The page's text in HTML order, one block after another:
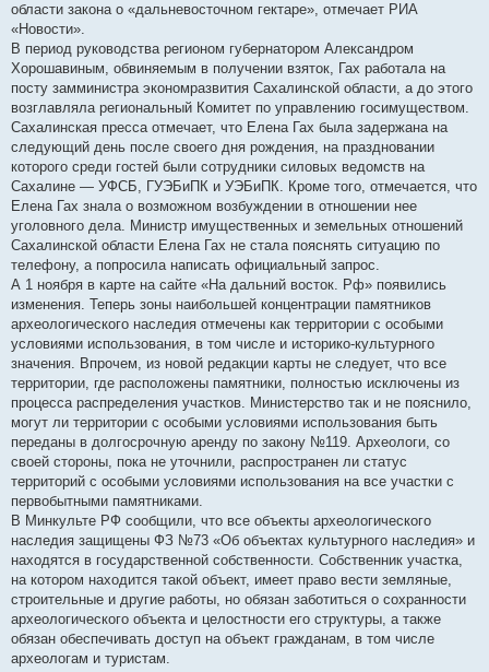
области закона о «дальневосточном гектаре», отмечает РИА
«Новости».
В период руководства регионом губернатором Александром
Хорошавиным, обвиняемым в получении взяток, Гах работала на
посту замминистра экономразвития Сахалинской области, а до этого
возглавляла региональный Комитет по управлению госимуществом.
Сахалинская пресса отмечает, что Елена Гах была задержана на
следующий день после своего дня рождения, на праздновании
которого среди гостей были сотрудники силовых ведомств на
Сахалине — УФСБ, ГУЭБиПК и УЭБиПК. Кроме того, отмечается, что
Елена Гах знала о возможном возбуждении в отношении нее
уголовного дела. Министр имущественных и земельных отношений
Сахалинской области Елена Гах не стала пояснять ситуацию по
телефону, а попросила написать официальный запрос.
А 1 ноября в карте на сайте «На дальний восток. Рф» появились
изменения. Теперь зоны наибольшей концентрации памятников
археологического наследия отмечены как территории с особыми
условиями использования, в том числе и историко-культурного
значения. Впрочем, из новой редакции карты не следует, что все
территории, где расположены памятники, полностью исключены из
процесса распределения участков. Министерство так и не пояснило,
могут ли территории с особыми условиями использования быть
переданы в долгосрочную аренду по закону №119. Археологи, со
своей стороны, пока не уточнили, распространен ли статус
территорий с особыми условиями использования на все участки с
первобытными памятниками.
В Минкульте РФ сообщили, что все объекты археологического
наследия защищены ФЗ №73 «Об объектах культурного наследия» и
находятся в государственной собственности. Собственник участка,
на котором находится такой объект, имеет право вести земляные,
строительные и другие работы, но обязан заботиться о сохранности
археологического объекта и целостности его структуры, а также
обязан обеспечивать доступ на объект гражданам, в том числе
археологам и туристам.